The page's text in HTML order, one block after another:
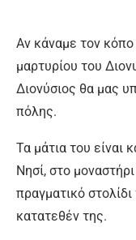
Αν κάναμε τον
μαρτυρίου του
Διονύσιος θα μας
πόλης.
Τα μάτια του είναι
Νησί, στο
πραγματικό
κατατεθέν της.